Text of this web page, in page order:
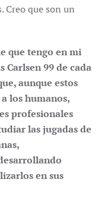
Creo que son un
que tengo en mi
99 de cada
aunque estos
los humanos,
profesionales
las jugadas de
en sus